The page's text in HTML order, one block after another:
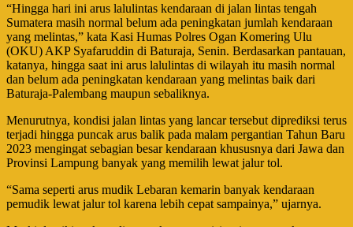
“Hingga hari ini arus lalulintas kendaraan di jalan lintas tengah
Sumatera masih normal belum ada peningkatan jumlah kendaraan
yang melintas,” kata Kasi Humas Polres Ogan Komering Ulu
(OKU) AKP Syafaruddin di Baturaja, Senin. Berdasarkan pantauan,
katanya, hingga saat ini arus lalulintas di wilayah itu masih normal
dan belum ada peningkatan kendaraan yang melintas baik dari
Baturaja-Palembang maupun sebaliknya.
Menurutnya, kondisi jalan lintas yang lancar tersebut diprediksi terus
terjadi hingga puncak arus balik pada malam pergantian Tahun Baru
2023 mengingat sebagian besar kendaraan khususnya dari Jawa dan
Provinsi Lampung banyak yang memilih lewat jalur tol.
“Sama seperti arus mudik Lebaran kemarin banyak kendaraan
pemudik lewat jalur tol karena lebih cepat sampainya,” ujarnya.